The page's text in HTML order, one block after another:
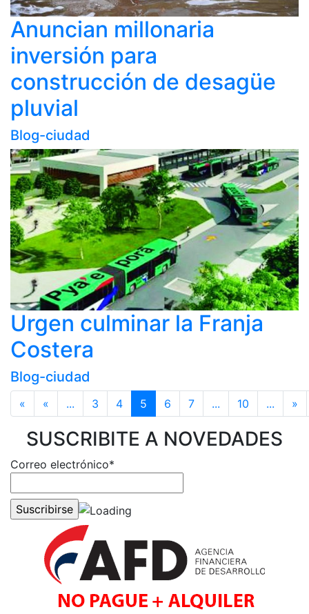
Anuncian millonaria
inversión para
construcción de desagüe
pluvial
Blog-ciudad
Urgen culminar la Franja
Costera
Blog-ciudad
« « ... 3 4 5 6 7 ... 10 ... »
SUSCRIBITE A NOVEDADES
Correo electrónico*